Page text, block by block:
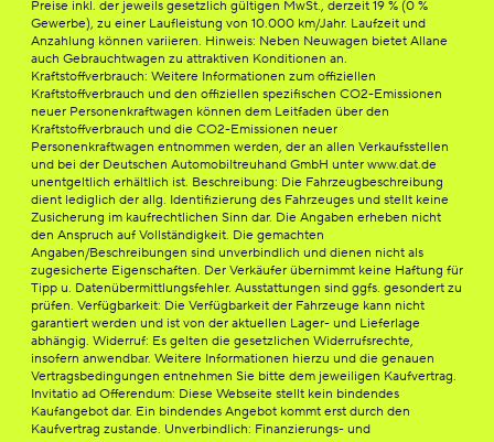
Preise inkl. der jeweils gesetzlich gültigen MwSt., derzeit 19 % (0 %
Gewerbe), zu einer Laufleistung von 10.000 km/Jahr. Laufzeit und
Anzahlung können variieren. Hinweis: Neben Neuwagen bietet Allane
auch Gebrauchtwagen zu attraktiven Konditionen an.
Kraftstoffverbrauch: Weitere Informationen zum offiziellen
Kraftstoffverbrauch und den offiziellen spezifischen CO2-Emissionen
neuer Personenkraftwagen können dem Leitfaden über den
Kraftstoffverbrauch und die CO2-Emissionen neuer
Personenkraftwagen entnommen werden, der an allen Verkaufsstellen
und bei der Deutschen Automobiltreuhand GmbH unter www.dat.de
unentgeltlich erhältlich ist. Beschreibung: Die Fahrzeugbeschreibung
dient lediglich der allg. Identifizierung des Fahrzeuges und stellt keine
Zusicherung im kaufrechtlichen Sinn dar. Die Angaben erheben nicht
den Anspruch auf Vollständigkeit. Die gemachten
Angaben/Beschreibungen sind unverbindlich und dienen nicht als
zugesicherte Eigenschaften. Der Verkäufer übernimmt keine Haftung für
Tipp u. Datenübermittlungsfehler. Ausstattungen sind ggfs. gesondert zu
prüfen. Verfügbarkeit: Die Verfügbarkeit der Fahrzeuge kann nicht
garantiert werden und ist von der aktuellen Lager- und Lieferlage
abhängig. Widerruf: Es gelten die gesetzlichen Widerrufsrechte,
insofern anwendbar. Weitere Informationen hierzu und die genauen
Vertragsbedingungen entnehmen Sie bitte dem jeweiligen Kaufvertrag.
Invitatio ad Offerendum: Diese Webseite stellt kein bindendes
Kaufangebot dar. Ein bindendes Angebot kommt erst durch den
Kaufvertrag zustande. Unverbindlich: Finanzierungs- und